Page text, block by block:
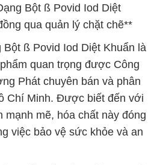
Bột ß Povid Iod Diệt
qua quản lý chặt chẽ**
Bột ß Povid Iod Diệt Khuẩn là
quan trọng được Công
Phát chuyên bán và phân
Chí Minh. Được biết đến với
mạnh mẽ, hóa chất này đóng
việc bảo vệ sức khỏe và an